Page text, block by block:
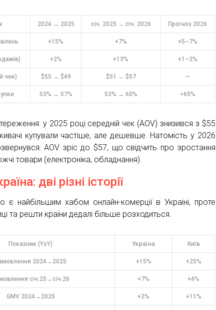
2024 → 2025 січ. 2025 → січ. 2026 Прогноз 2026
+15% +7% +5–7%
+2% +13% +1–2%
чек) $55 → $49 $51 → $57 —
53% → 57% 53% → 60% >65%
у 2025 році середній чек (AOV) знизився з $55
купували частіше, але дешевше. Натомість у 2026
AOV зріс до $57, що свідчить про зростання
товари (електроніка, обладнання).
дві різні історії
є найбільшим хабом онлайн-комерції в Україні, проте
та решти країни дедалі більше розходиться.
Показник (YoY) Україна Київ
2024→2025 +15% +25%
січ.25→січ.26 +7% +4%
GMV 2024→2025 +2% +11%